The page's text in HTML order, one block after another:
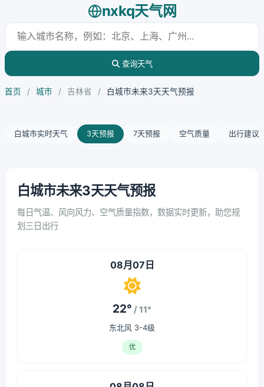
nxkq天气网
查询天气
首页 / 城市 / 吉林省 / 白城市未来3天天气预报
白城市实时天气 3天预报 7天预报 空气质量 出行建议
白城市未来3天天气预报
每日气温、风向风力、空气质量指数，数据实时更新，助您规
划三日出行
08月07日
22° / 11°
东北风 3-4级
优